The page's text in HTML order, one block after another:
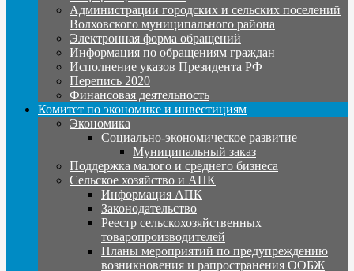
Администрации городских и сельских поселений
Волховского муниципального района
Электронная форма обращений
Информация по обращениям граждан
Исполнение указов Президента РФ
Перепись 2020
Финансовая деятельность
Комитет по экономике и инвестициям
Экономика
Социально-экономическое развитие
Муниципальный заказ
Поддержка малого и среднего бизнеса
Сельское хозяйство и АПК
Информация АПК
Законодательство
Реестр сельскохозяйственных
товаропроизводителей
Планы мероприятий по предупреждению
возникновения и рапространения ООБЖ